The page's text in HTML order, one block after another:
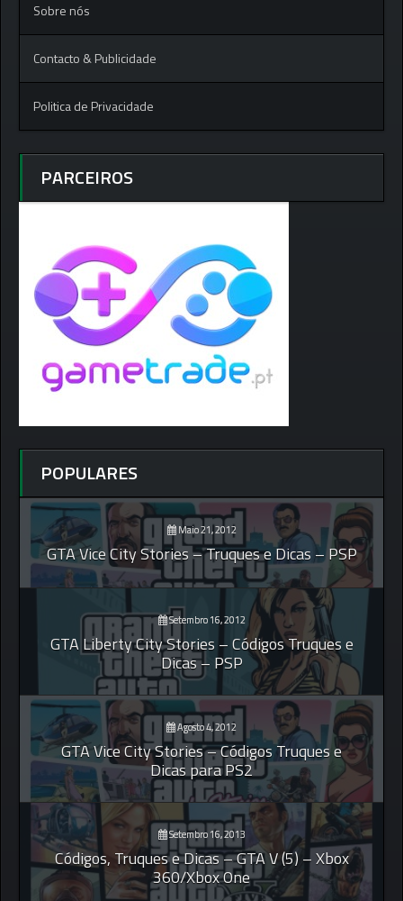
Sobre nós
Contacto & Publicidade
Politica de Privacidade
PARCEIROS
POPULARES
Maio 21, 2012
GTA Vice City Stories – Truques e Dicas – PSP
Setembro 16, 2012
GTA Liberty City Stories – Códigos Truques e
Dicas – PSP
Agosto 4, 2012
GTA Vice City Stories – Códigos Truques e
Dicas para PS2
Setembro 16, 2013
Códigos, Truques e Dicas – GTA V (5) – Xbox
360/Xbox One